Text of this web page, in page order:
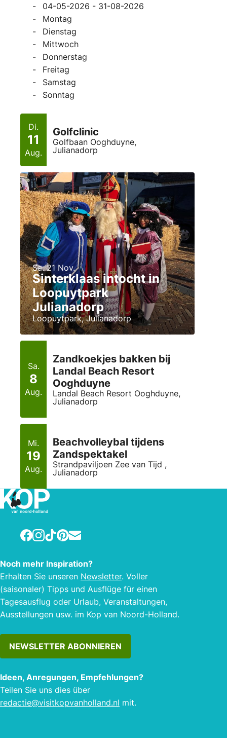
04-05-2026 - 31-08-2026
Montag
Dienstag
Mittwoch
Donnerstag
Freitag
Samstag
Sonntag
Di.
11
Aug.
Golfclinic
Golfbaan Ooghduyne,
Julianadorp
Sa. 21 Nov.
Sinterklaas intocht in
Loopuytpark
Julianadorp
Loopuytpark, Julianadorp
Sa.
8
Aug.
Zandkoekjes bakken bij
Landal Beach Resort
Ooghduyne
Landal Beach Resort Ooghduyne,
Julianadorp
Mi.
19
Aug.
Beachvolleybal tijdens
Zandspektakel
Strandpaviljoen Zee van Tijd ,
Julianadorp
Facebook
Instagram
TikTokPinterest
E-mail
Noch mehr Inspiration?
Erhalten Sie unseren Newsletter. Voller
(saisonaler) Tipps und Ausflüge für einen
Tagesausflug oder Urlaub, Veranstaltungen,
Ausstellungen usw. im Kop van Noord-Holland.
NEWSLETTER ABONNIEREN
Ideen, Anregungen, Empfehlungen?
Teilen Sie uns dies über
redactie@visitkopvanholland.nl mit.